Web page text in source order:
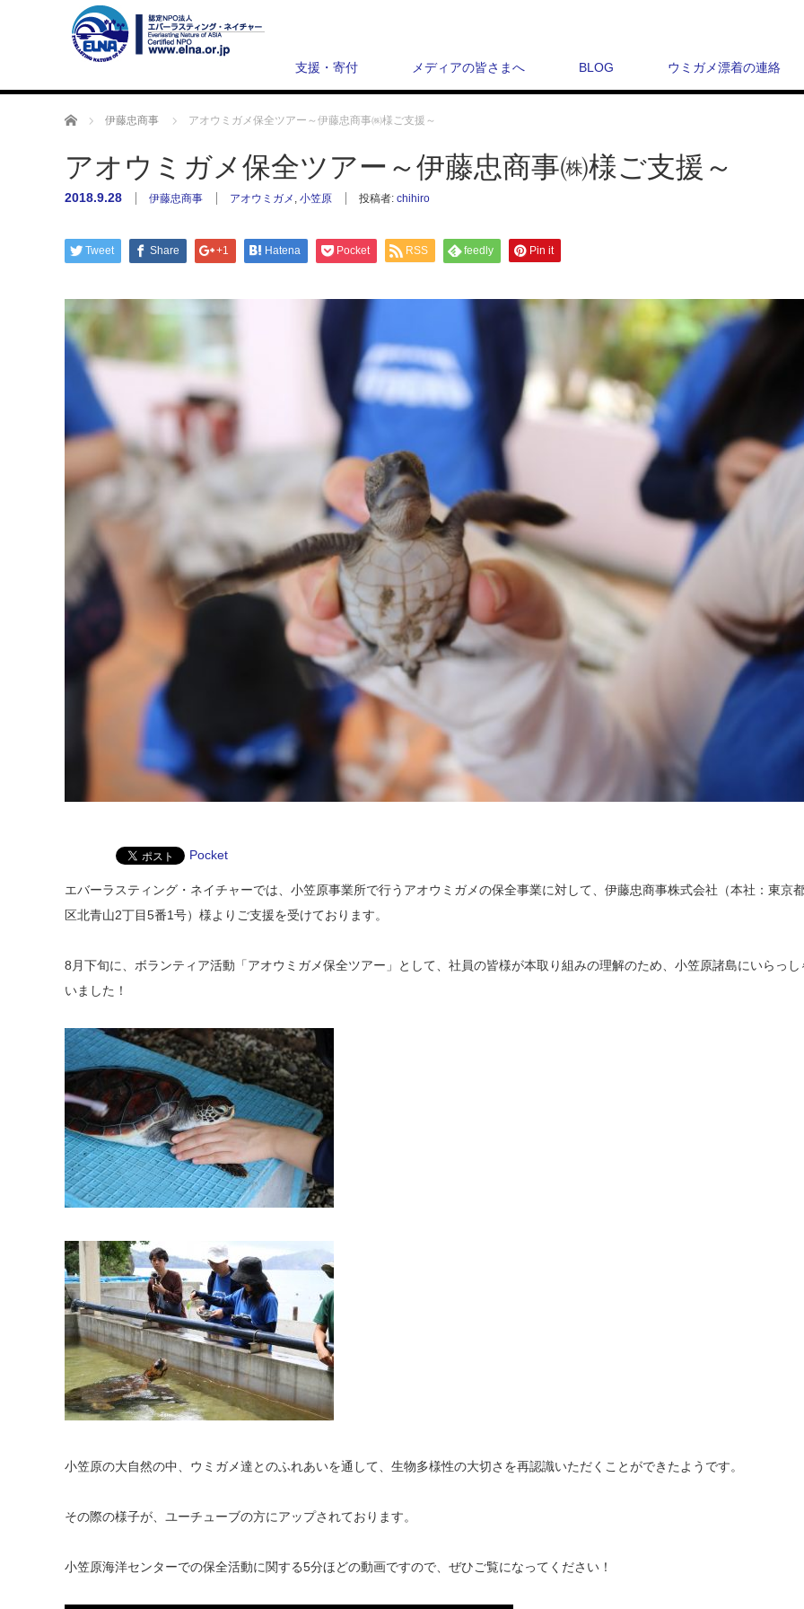
支援・寄付 メディアの皆さまへ BLOG ウミガメ漂着の連絡
ホーム 伊藤忠商事 アオウミガメ保全ツアー～伊藤忠商事㈱様ご支援～
アオウミガメ保全ツアー～伊藤忠商事㈱様ご支援～
2018.9.28 伊藤忠商事 アオウミガメ , 小笠原 投稿者: chihiro
Tweet Share +1 Hatena Pocket RSS feedly Pin it
Pocket
エバーラスティング・ネイチャーでは、小笠原事業所で行うアオウミガメの保全事業に対して、伊藤忠商事株式会社（本社：東京
区北青山2丁目5番1号）様よりご支援を受けております。
8月下旬に、ボランティア活動「アオウミガメ保全ツアー」として、社員の皆様が本取り組みの理解のため、小笠原諸島にいらっし
いました！
小笠原の大自然の中、ウミガメ達とのふれあいを通して、生物多様性の大切さを再認識いただくことができたようです。
その際の様子が、ユーチューブの方にアップされております。
小笠原海洋センターでの保全活動に関する5分ほどの動画ですので、ぜひご覧になってください！